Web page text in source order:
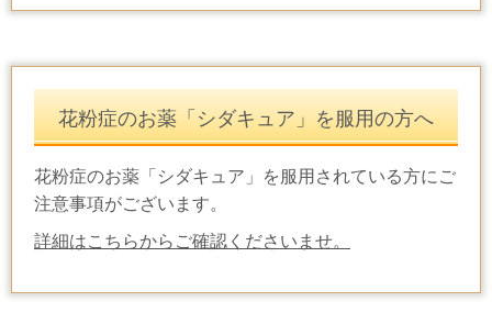
花粉症のお薬「シダキュア」を服用の方へ
花粉症のお薬「シダキュア」を服用されている方にご
注意事項がございます。
詳細はこちらからご確認くださいませ。